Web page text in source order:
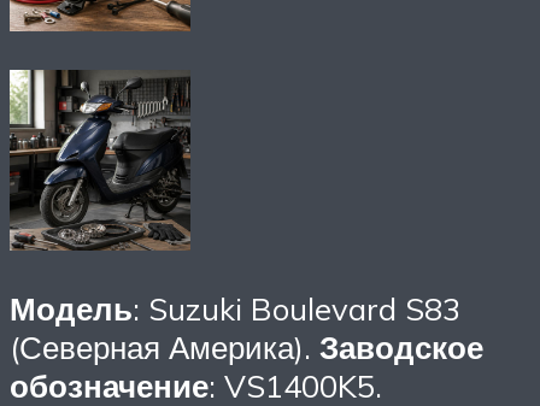
Модель: Suzuki Boulevard S83
(Северная Америка). Заводское
обозначение: VS1400K5.